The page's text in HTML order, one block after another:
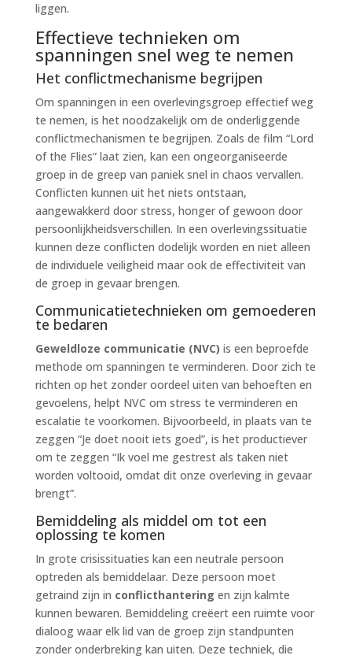
liggen.
Effectieve technieken om
spanningen snel weg te nemen
Het conflictmechanisme begrijpen
Om spanningen in een overlevingsgroep effectief weg
te nemen, is het noodzakelijk om de onderliggende
conflictmechanismen te begrijpen. Zoals de film “Lord
of the Flies” laat zien, kan een ongeorganiseerde
groep in de greep van paniek snel in chaos vervallen.
Conflicten kunnen uit het niets ontstaan,
aangewakkerd door stress, honger of gewoon door
persoonlijkheidsverschillen. In een overlevingssituatie
kunnen deze conflicten dodelijk worden en niet alleen
de individuele veiligheid maar ook de effectiviteit van
de groep in gevaar brengen.
Communicatietechnieken om gemoederen
te bedaren
Geweldloze communicatie (NVC) is een beproefde
methode om spanningen te verminderen. Door zich te
richten op het zonder oordeel uiten van behoeften en
gevoelens, helpt NVC om stress te verminderen en
escalatie te voorkomen. Bijvoorbeeld, in plaats van te
zeggen “Je doet nooit iets goed”, is het productiever
om te zeggen “Ik voel me gestrest als taken niet
worden voltooid, omdat dit onze overleving in gevaar
brengt”.
Bemiddeling als middel om tot een
oplossing te komen
In grote crisissituaties kan een neutrale persoon
optreden als bemiddelaar. Deze persoon moet
getraind zijn in conflicthantering en zijn kalmte
kunnen bewaren. Bemiddeling creëert een ruimte voor
dialoog waar elk lid van de groep zijn standpunten
zonder onderbreking kan uiten. Deze techniek, die